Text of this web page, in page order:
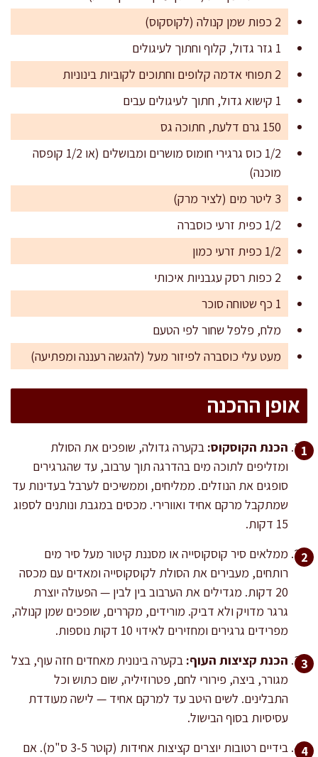
2 כפות שמן קנולה (לקוסקוס)
1 גזר גדול, קלוף וחתוך לעיגולים
2 תפוחי אדמה קלופים וחתוכים לקוביות בינוניות
1 קישוא גדול, חתוך לעיגולים עבים
150 גרם דלעת, חתוכה גס
1/2 כוס גרגירי חומוס מושרים ומבושלים (או 1/2 קופסה
מוכנה)
3 ליטר מים (לציר מרק)
1/2 כפית זרעי כוסברה
1/2 כפית זרעי כמון
2 כפות רסק עגבניות איכותי
1 כף שטוחה סוכר
מלח, פלפל שחור לפי הטעם
מעט עלי כוסברה לפיזור מעל (להגשה רעננה ומפתיעה)
אופן ההכנה
הכנת הקוסקוס: בקערה גדולה, שופכים את הסולת
ומזליפים לתוכה מים בהדרגה תוך ערבוב, עד שהגרגירים
סופגים את הנוזלים. ממליחים, וממשיכים לערבל בעדינות עד
שמתקבל מרקם אחיד ואוורירי. מכסים במגבת ונותנים לספוג
15 דקות.
ממלאים סיר קוסקוסייה או מסננת קיטור מעל סיר מים
רותחים, מעבירים את הסולת לקוסקוסייה ומאדים עם מכסה
20 דקות. מגדילים את הערבוב בין לבין — הפעולה יוצרת
גרגר מדויק ולא דביק. מורידים, מקררים, שופכים שמן קנולה,
מפרידים גרגירים ומחזירים לאידוי 10 דקות נוספות.
הכנת קציצות העוף: בקערה בינונית מאחדים חזה עוף, בצל
מגורר, ביצה, פירורי לחם, פטרוזיליה, שום כתוש וכל
התבלינים. לשים היטב עד למרקם אחיד — לישה מעודדת
עסיסיות בסוף הבישול.
בידיים רטובות יוצרים קציצות אחידות (קוטר 3-5 ס"מ). אם